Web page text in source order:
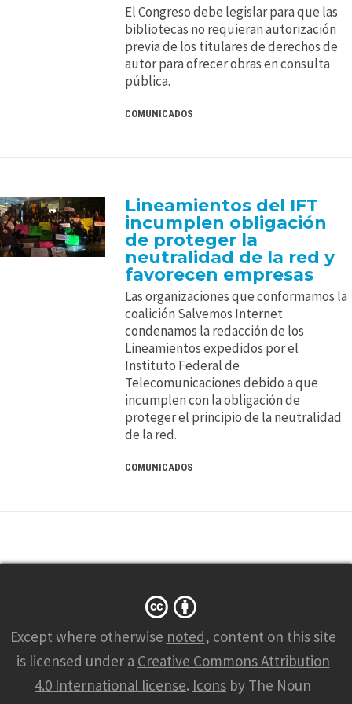
El Congreso debe legislar para que las
bibliotecas no requieran autorización
previa de los titulares de derechos de
autor para ofrecer obras en consulta
pública.
COMUNICADOS
Lineamientos del IFT
incumplen obligación
de proteger la
neutralidad de la red y
favorecen empresas
Las organizaciones que conformamos la
coalición Salvemos Internet
condenamos la redacción de los
Lineamientos expedidos por el
Instituto Federal de
Telecomunicaciones debido a que
incumplen con la obligación de
proteger el principio de la neutralidad
de la red.
COMUNICADOS
Except where otherwise noted, content on this site
is licensed under a Creative Commons Attribution
4.0 International license. Icons by The Noun